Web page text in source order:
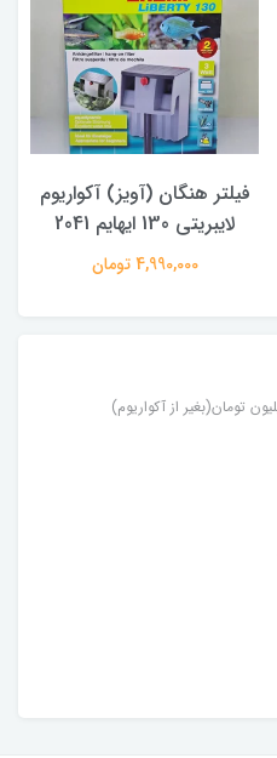
فیلتر هنگان (آویز) آکواریوم
لایبریتی 130 ایهایم 2041
4,990,000 تومان